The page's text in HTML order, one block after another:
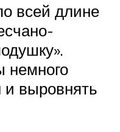
всей длине
немного
и выровнять